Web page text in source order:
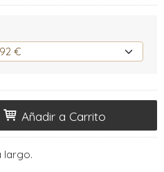
Añadir a Carrito
largo.